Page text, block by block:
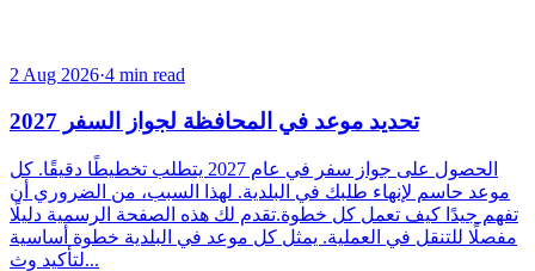
2 Aug 2026·4 min read
تحديد موعد في المحافظة لجواز السفر 2027
الحصول على جواز سفر في عام 2027 يتطلب تخطيطًا دقيقًا. كل
موعد حاسم لإنهاء طلبك في البلدية. لهذا السبب، من الضروري أن
تفهم جيدًا كيف تعمل كل خطوة.تقدم لك هذه الصفحة الرسمية دليلًا
مفصلًا للتنقل في العملية. يمثل كل موعد في البلدية خطوة أساسية
لتأكيد وث...